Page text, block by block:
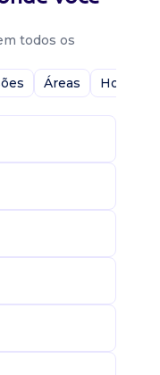
todos os
Áreas Home-